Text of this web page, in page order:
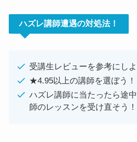
ハズレ講師遭遇の対処法！
受講生レビューを参考にしよ
★4.95以上の講師を選ぼう！
ハズレ講師に当たったら途
師のレッスンを受け直そう！